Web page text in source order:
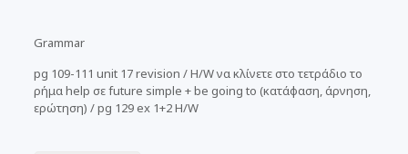
Grammar
pg 109-111 unit 17 revision / H/W να κλίνετε στο τετράδιο το
ρήμα help σε future simple + be going to (κατάφαση, άρνηση,
ερώτηση) / pg 129 ex 1+2 H/W